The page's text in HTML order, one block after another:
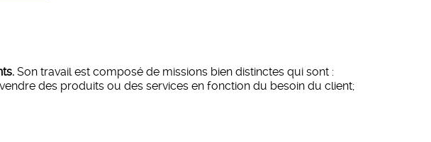
Son travail est composé de missions bien distinctes qui sont :
des produits ou des services en fonction du besoin du client;